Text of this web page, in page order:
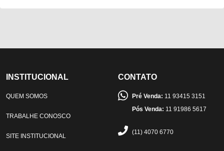
INSTITUCIONAL
QUEM SOMOS
TRABALHE CONOSCO
SITE INSTITUCIONAL
CONTATO
Pré Venda: 11 93415 3151
Pós Venda: 11 91986 5617
(11) 4070 6770